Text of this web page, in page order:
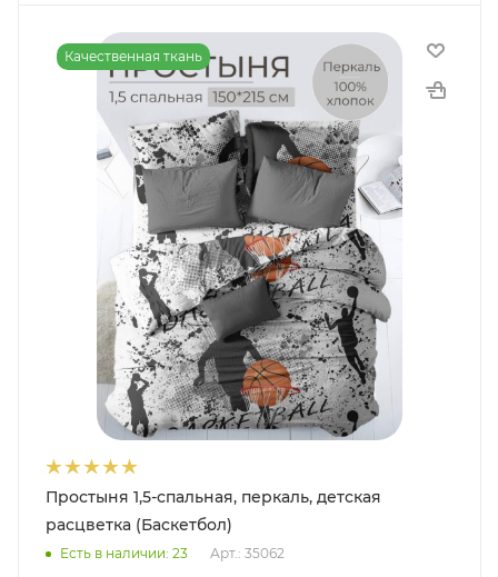
Качественная ткань
Простыня 1,5-спальная, перкаль, детская
расцветка (Баскетбол)
Есть в наличии: 23 Арт.: 35062